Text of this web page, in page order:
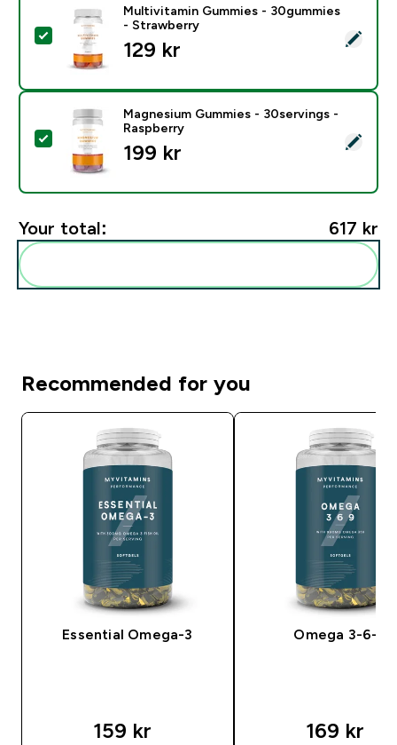
Select this product - Multivitamin Gummies -
Multivitamin Gummies - 30gummies
- Strawberry
129 kr‎
Select this product - Magnesium Gummies -
Magnesium Gummies - 30servings -
Raspberry
199 kr‎
Your total: 617 kr‎
Recommended for you
Essential Omega-3
159 kr‎
Omega 3-6-9
169 kr‎